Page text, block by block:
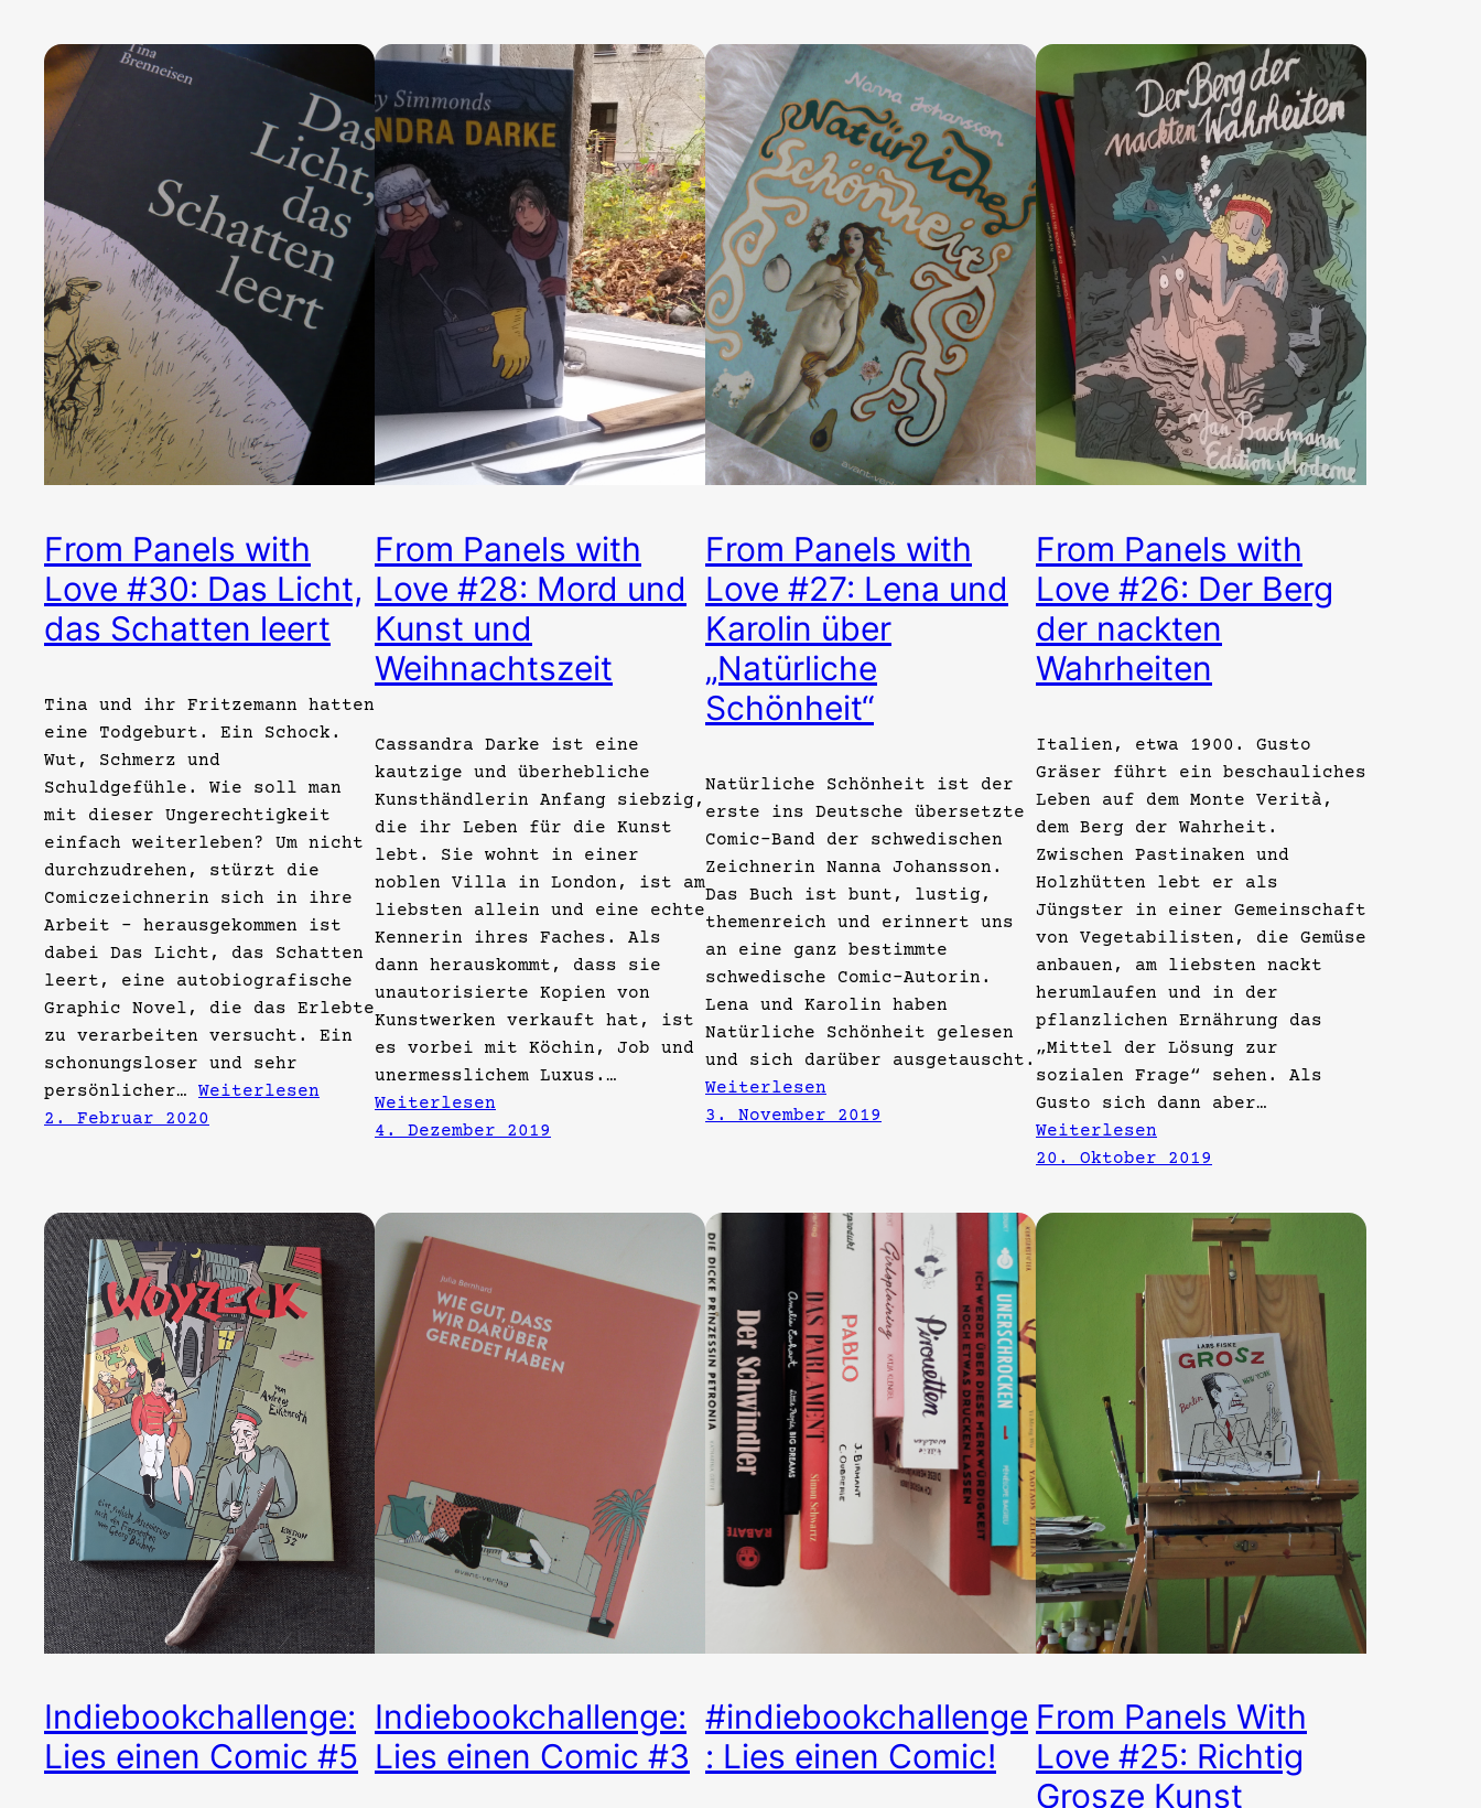
From Panels with
Love #30: Das Licht,
das Schatten leert
Tina und ihr Fritzemann hatten
eine Todgeburt. Ein Schock.
Wut, Schmerz und
Schuldgefühle. Wie soll man
mit dieser Ungerechtigkeit
einfach weiterleben? Um nicht
durchzudrehen, stürzt die
Comiczeichnerin sich in ihre
Arbeit – herausgekommen ist
dabei Das Licht, das Schatten
leert, eine autobiografische
Graphic Novel, die das Erlebte
zu verarbeiten versucht. Ein
schonungsloser und sehr
persönlicher… Weiterlesen
2. Februar 2020
From Panels with
Love #28: Mord und
Kunst und
Weihnachtszeit
Cassandra Darke ist eine
kautzige und überhebliche
Kunsthändlerin Anfang siebzig,
die ihr Leben für die Kunst
lebt. Sie wohnt in einer
noblen Villa in London, ist am
liebsten allein und eine echte
Kennerin ihres Faches. Als
dann herauskommt, dass sie
unautorisierte Kopien von
Kunstwerken verkauft hat, ist
es vorbei mit Köchin, Job und
unermesslichem Luxus.…
Weiterlesen
4. Dezember 2019
From Panels with
Love #27: Lena und
Karolin über
„Natürliche
Schönheit“
Natürliche Schönheit ist der
erste ins Deutsche übersetzte
Comic-Band der schwedischen
Zeichnerin Nanna Johansson.
Das Buch ist bunt, lustig,
themenreich und erinnert uns
an eine ganz bestimmte
schwedische Comic-Autorin.
Lena und Karolin haben
Natürliche Schönheit gelesen
und sich darüber ausgetauscht.
Weiterlesen
3. November 2019
From Panels with
Love #26: Der Berg
der nackten
Wahrheiten
Italien, etwa 1900. Gusto
Gräser führt ein beschauliches
Leben auf dem Monte Verità,
dem Berg der Wahrheit.
Zwischen Pastinaken und
Holzhütten lebt er als
Jüngster in einer Gemeinschaft
von Vegetabilisten, die Gemüse
anbauen, am liebsten nackt
herumlaufen und in der
pflanzlichen Ernährung das
„Mittel der Lösung zur
sozialen Frage“ sehen. Als
Gusto sich dann aber…
Weiterlesen
20. Oktober 2019
Indiebookchallenge:
Lies einen Comic #5
Indiebookchallenge:
Lies einen Comic #3
#indiebookchallenge
: Lies einen Comic!
From Panels With
Love #25: Richtig
Grosze Kunst